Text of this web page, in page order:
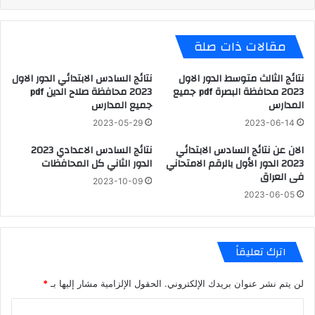
مقالات ذات صلة
نتائج الثالث متوسط الدور الاول
2023 محافظة البصرة pdf جميع
المدارس
2023-06-14
نتائج السادس الابتدائي الدور الاول
2023 محافظة صلاح الدين pdf
جميع المدارس
2023-05-29
الان عن نتائج السادس الابتدائي
2023 الدور الأول بالرقم الامتحاني
فى العراق
2023-06-05
نتائج السادس الاعدادي 2023
الدور الثاني كل المحافظات
2023-10-09
اترك تعليقاً
لن يتم نشر عنوان بريدك الإلكتروني. الحقول الإلزامية مشار إليها بـ *